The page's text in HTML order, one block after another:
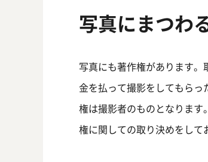
写真にまつわ
写真にも著作権があります
金を払って撮影をしてもら
権は撮影者のものとなりま
権に関しての取り決めをして